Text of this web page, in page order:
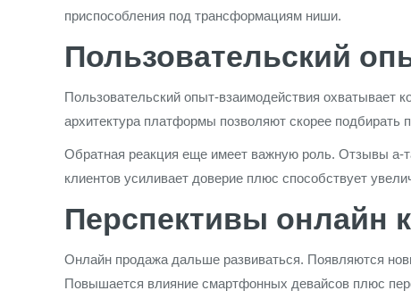
приспособления под трансформациям ниши.
Пользовательский
Пользовательский опыт-взаимодействия охватывает
архитектура платформы позволяют скорее подбирать
Обратная реакция еще имеет важную роль. Отзывы а-
клиентов усиливает доверие плюс способствует
Перспективы онлайн
Онлайн продажа дальше развиваться. Появляются
Повышается влияние смартфонных девайсов плюс